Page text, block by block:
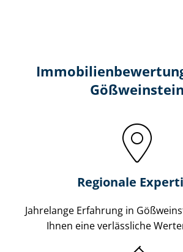
Gößweinstein
Regionale
Jahrelange Erfahrung in
Ihnen eine verlässliche